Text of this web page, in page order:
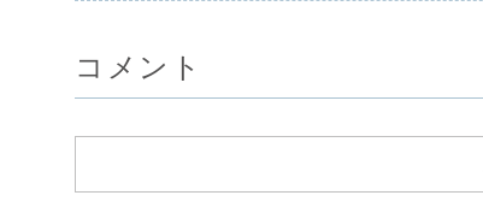
コメント